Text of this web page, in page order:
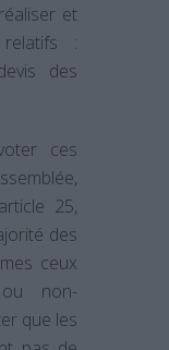
et
:
des
ces
25,
des
ceux
ou non-
que les